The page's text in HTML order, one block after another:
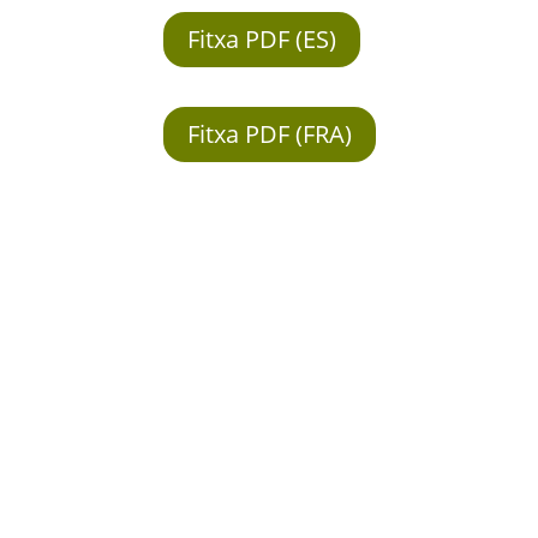
Fitxa PDF (ES)
Fitxa PDF (FRA)